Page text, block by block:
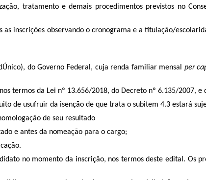
tratamento e demais procedimentos previstos no
inscrições observando o cronograma e a titulação/
do Governo Federal, cuja renda familiar mensal per
termos da Lei nº 13.656/2018, do Decreto nº 6.135/2007, e
de usufruir da isenção de que trata o subitem 4.3 estará
de seu resultado
e antes da nomeação para o cargo;
no momento da inscrição, nos termos deste edital. Os